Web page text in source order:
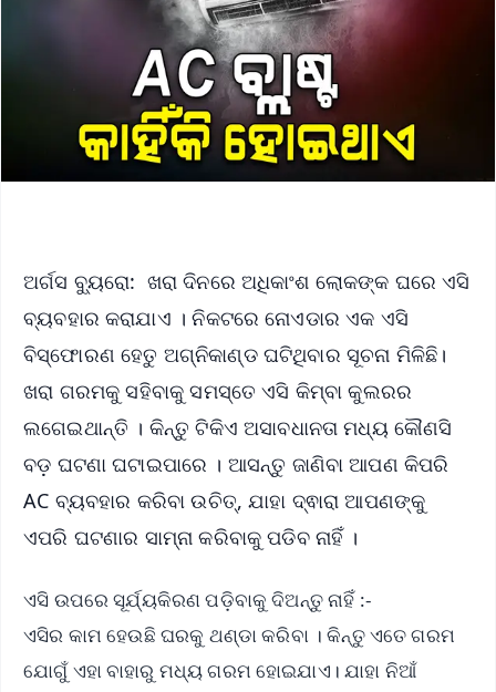
ଅର୍ଗସ ବ୍ୟୁରୋ: ଖରା ଦିନରେ ଅଧିକାଂଶ ଲୋକଙ୍କ ଘରେ ଏସି
ବ୍ୟବହାର କରାଯାଏ । ନିକଟରେ ନୋଏଡାର ଏକ ଏସି
ବିସ୍ଫୋରଣ ହେତୁ ଅଗ୍ନିକାଣ୍ଡ ଘଟିଥିବାର ସୂଚନା ମିଳିଛି।
ଖରା ଗରମକୁ ସହିବାକୁ ସମସ୍ତେ ଏସି କିମ୍ବା କୁଲରର
ଲଗେଇଥାନ୍ତି । କିନ୍ତୁ ଟିକିଏ ଅସାବଧାନତା ମଧ୍ୟ କୌଣସି
ବଡ଼ ଘଟଣା ଘଟାଇପାରେ । ଆସନ୍ତୁ ଜାଣିବା ଆପଣ କିପରି
AC ବ୍ୟବହାର କରିବା ଉଚିତ୍, ଯାହା ଦ୍ଵାରା ଆପଣଙ୍କୁ
ଏପରି ଘଟଣାର ସାମ୍ନା କରିବାକୁ ପଡିବ ନାହିଁ ।
ଏସି ଉପରେ ସୂର୍ଯ୍ୟକିରଣ ପଡ଼ିବାକୁ ଦିଅନ୍ତୁ ନାହିଁ :-
ଏସିର କାମ ହେଉଛି ଘରକୁ ଥଣ୍ଡା କରିବା । କିନ୍ତୁ ଏତେ ଗରମ
ଯୋଗୁଁ ଏହା ବାହାରୁ ମଧ୍ୟ ଗରମ ହୋଇଯାଏ। ଯାହା ନିଆଁ